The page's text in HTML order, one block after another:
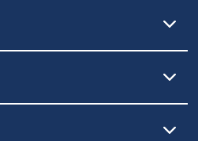
金引換のご利用が可能です。
円